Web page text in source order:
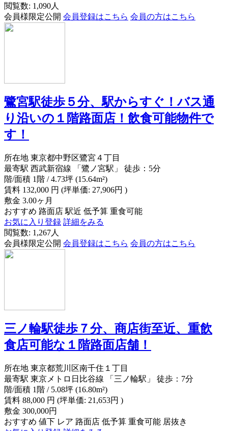
閲覧数: 1,090人
会員様限定公開 会員登録はこちら 会員の方はこちら
鷺宮駅徒歩５分、駅からすぐ！バス通
り沿いの１階路面店！飲食可能物件で
す！
所在地 東京都中野区鷺宮４丁目
最寄駅 西武新宿線 「鷺ノ宮駅」 徒歩：5分
階/面積 1階 / 4.73坪 (15.64m²)
賃料 132,000 円 (坪単価: 27,906円 )
敷金 3.00ヶ月
おすすめ 路面店 駅近 低予算 重食可能
お気に入り登録 詳細をみる
閲覧数: 1,267人
会員様限定公開 会員登録はこちら 会員の方はこちら
三ノ輪駅徒歩７分、商店街至近、重飲
食店可能な１階路面店舗！
所在地 東京都荒川区南千住１丁目
最寄駅 東京メトロ日比谷線 「三ノ輪駅」 徒歩：7分
階/面積 1階 / 5.08坪 (16.80m²)
賃料 88,000 円 (坪単価: 21,653円 )
敷金 300,000円
おすすめ 値下 レア 路面店 低予算 重食可能 居抜き